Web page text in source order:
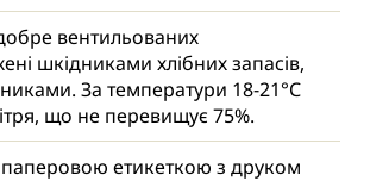
вентильованих
шкідниками хлібних запасів,
За температури 18-21°С
що не перевищує 75%.
паперовою етикеткою з друком